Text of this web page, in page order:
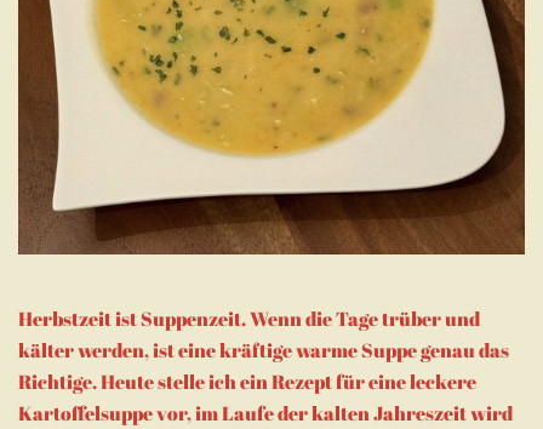
Herbstzeit ist Suppenzeit. Wenn die Tage trüber und
kälter werden, ist eine kräftige warme Suppe genau das
Richtige. Heute stelle ich ein Rezept für eine leckere
Kartoffelsuppe vor, im Laufe der kalten Jahreszeit wird